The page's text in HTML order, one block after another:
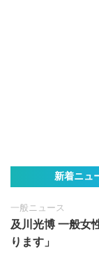
新着ニュ
一般ニュース
及川光博 一般女
ります」